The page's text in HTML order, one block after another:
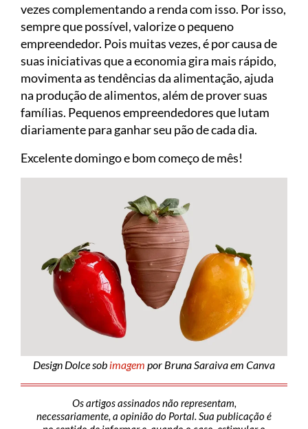
vezes complementando a renda com isso. Por isso,
sempre que possível, valorize o pequeno
empreendedor. Pois muitas vezes, é por causa de
suas iniciativas que a economia gira mais rápido,
movimenta as tendências da alimentação, ajuda
na produção de alimentos, além de prover suas
famílias. Pequenos empreendedores que lutam
diariamente para ganhar seu pão de cada dia.
Excelente domingo e bom começo de mês!
Design Dolce sob imagem por Bruna Saraiva em Canva
Os artigos assinados não representam,
necessariamente, a opinião do Portal. Sua publicação é